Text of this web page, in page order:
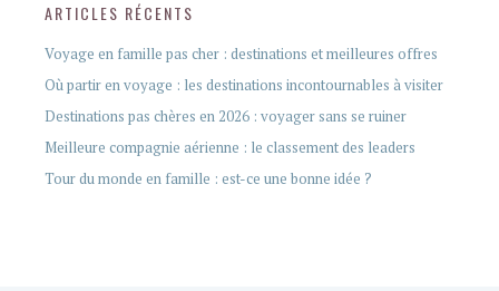
ARTICLES RÉCENTS
Voyage en famille pas cher : destinations et meilleures offres
Où partir en voyage : les destinations incontournables à visiter
Destinations pas chères en 2026 : voyager sans se ruiner
Meilleure compagnie aérienne : le classement des leaders
Tour du monde en famille : est-ce une bonne idée ?